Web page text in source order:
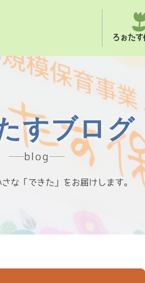
ろぉたす
すブログ
blog
な「できた」をお届けします。